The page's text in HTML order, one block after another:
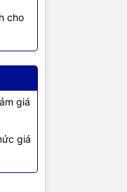
cho
giá
giá